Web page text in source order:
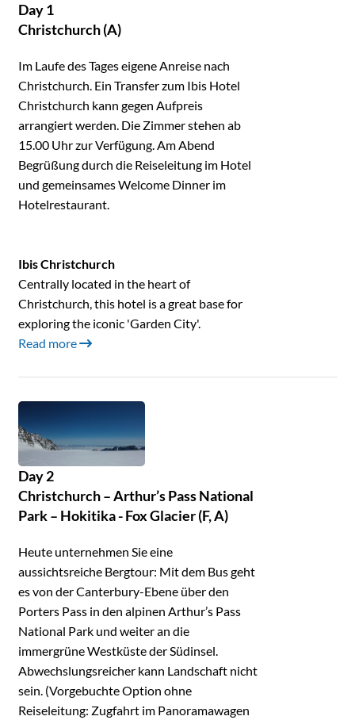
Day 1
Christchurch (A)
Im Laufe des Tages eigene Anreise nach
Christchurch. Ein Transfer zum Ibis Hotel
Christchurch kann gegen Aufpreis
arrangiert werden. Die Zimmer stehen ab
15.00 Uhr zur Verfügung. Am Abend
Begrüßung durch die Reiseleitung im Hotel
und gemeinsames Welcome Dinner im
Hotelrestaurant.
Ibis Christchurch
Centrally located in the heart of
Christchurch, this hotel is a great base for
exploring the iconic 'Garden City'.
Read more
Day 2
Christchurch – Arthur’s Pass National
Park – Hokitika - Fox Glacier (F, A)
Heute unternehmen Sie eine
aussichtsreiche Bergtour: Mit dem Bus geht
es von der Canterbury-Ebene über den
Porters Pass in den alpinen Arthur’s Pass
National Park und weiter an die
immergrüne Westküste der Südinsel.
Abwechslungsreicher kann Landschaft nicht
sein. (Vorgebuchte Option ohne
Reiseleitung: Zugfahrt im Panoramawagen